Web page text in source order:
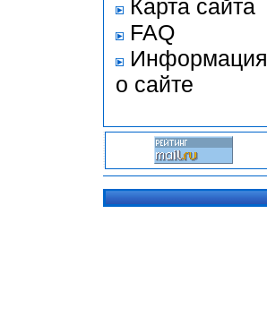
Карта сайта
FAQ
Информация
о сайте